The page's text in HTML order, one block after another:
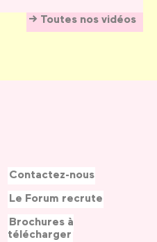
Toutes nos vidéos
Contactez-nous
Le Forum recrute
Brochures à
télécharger